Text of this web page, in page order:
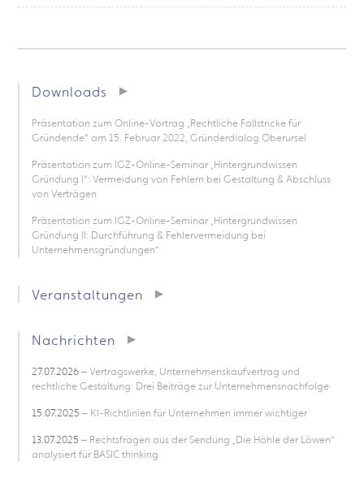
Downloads
Präsentation zum Online-Vortrag „Rechtliche Fallstricke für
Gründende“ am 15. Februar 2022, Gründerdialog Oberursel
Präsentation zum IGZ-Online-Seminar „Hintergrundwissen
Gründung I“: Vermeidung von Fehlern bei Gestaltung & Abschluss
von Verträgen
Präsentation zum IGZ-Online-Seminar „Hintergrundwissen
Gründung II: Durchführung & Fehlervermeidung bei
Unternehmensgründungen“
Veranstaltungen
Nachrichten
27.07.2026– Vertragswerke, Unternehmenskaufvertrag und
rechtliche Gestaltung: Drei Beiträge zur Unternehmensnachfolge
15.07.2025 – KI-Richtlinien für Unternehmen immer wichtiger
13.07.2025 – Rechtsfragen aus der Sendung „Die Höhle der Löwen“
analysiert für BASIC thinking